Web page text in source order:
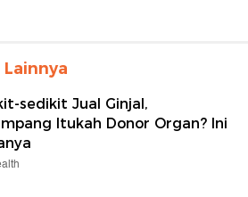
sedikit Jual Ginjal,
Itukah Donor Organ? Ini